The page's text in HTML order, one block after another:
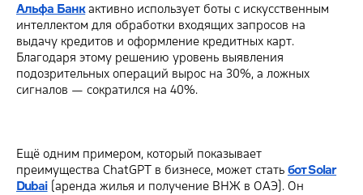
Альфа Банкактивно использует боты с искусственным
интеллектом для обработки входящих запросов на
выдачу кредитов и оформление кредитных карт.
Благодаря этому решению уровень выявления
подозрительных операций вырос на 30%, а ложных
сигналов — сократился на 40%.
Ещё одним примером, который показывает
преимущества ChatGPT в бизнесе, может стать бот Solar
Dubai(аренда жилья и получение ВНЖ в ОАЭ). Он